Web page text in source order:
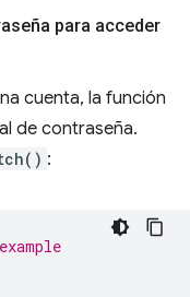
para acceder
cuenta, la función
de contraseña.
: